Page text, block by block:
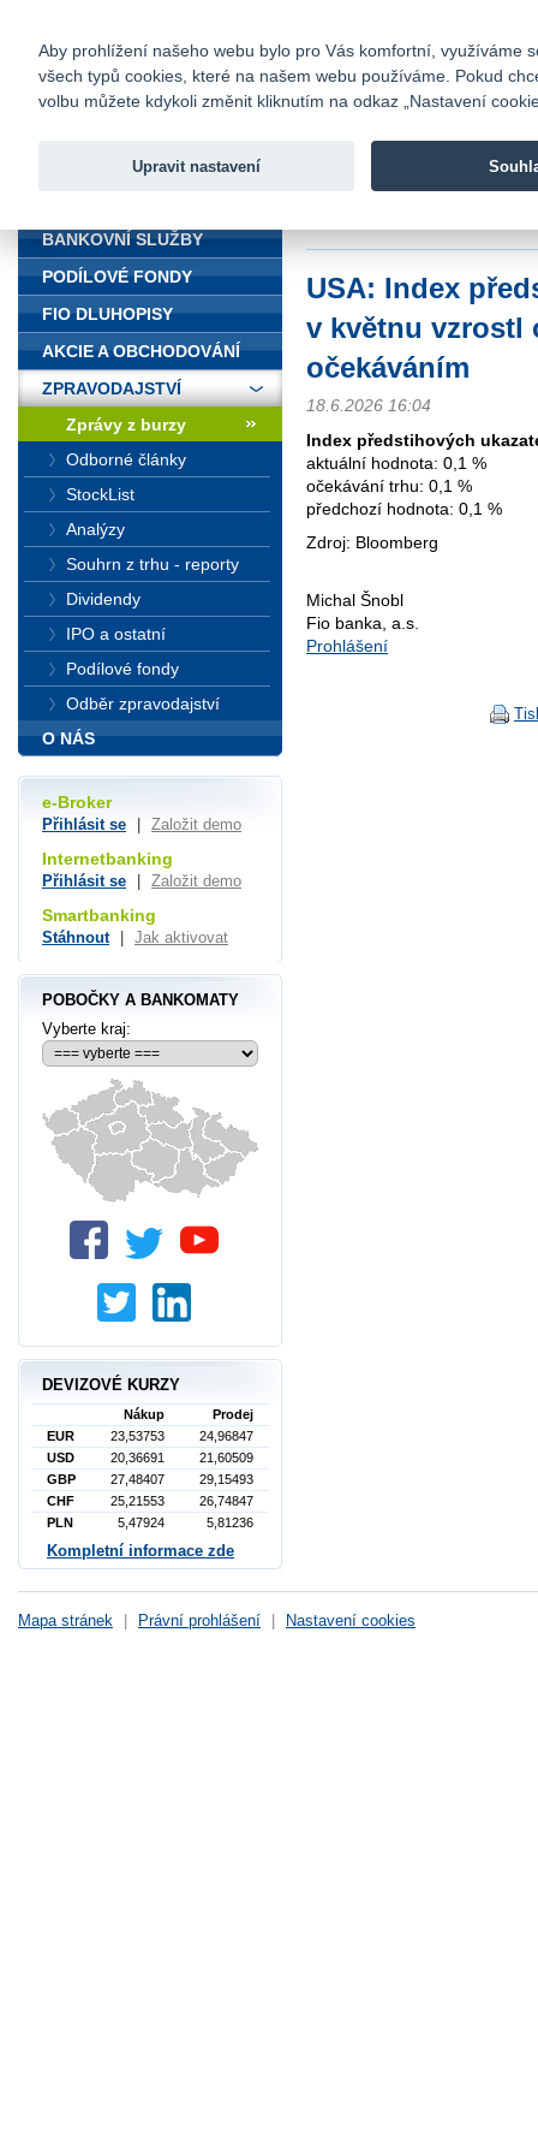
Fio banka
Fio banka
USA: Index
v květnu vzrostl
očekáváním
18.6.2026 16:04
Index předstihových
aktuální hodnota: 0,1 %
očekávání trhu: 0,1 %
předchozí hodnota: 0,1 %
Zdroj: Bloomberg
Michal Šnobl
Fio banka, a.s.
Prohlášení
BANKOVNÍ SLUŽBY
PODÍLOVÉ FONDY
FIO DLUHOPISY
AKCIE A OBCHODOVÁNÍ
ZPRAVODAJSTVÍ
Zprávy z burzy
Odborné články
StockList
Analýzy
Souhrn z trhu - reporty
Dividendy
IPO a ostatní
Podílové fondy
Odběr zpravodajství
O NÁS
e-Broker
Přihlásit se Založit demo
Internetbanking
Přihlásit se Založit demo
Smartbanking
Stáhnout Jak aktivovat
POBOČKY A BANKOMATY
Vyberte kraj:
DEVIZOVÉ KURZY
Nákup
Prodej
EUR
23,53753
24,96847
USD
20,36691
21,60509
GBP
27,48407
29,15493
CHF
25,21553
26,74847
PLN
5,47924 5,81236
Kompletní informace zde
Mapa stránek Právní prohlášení Nastavení cookies
Aby prohlížení našeho webu bylo pro Vás komfortní, využíváme
všech typů cookies, které na našem webu používáme. Pokud
volbu můžete kdykoli změnit kliknutím na odkaz „Nastavení
Upravit nastavení